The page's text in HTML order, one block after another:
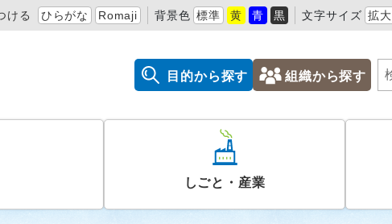
ける ひらがな Romaji 背景色 標準 黄 青 黒 文字サイズ 拡大
目的から探す 組織から探す
しごと・産業